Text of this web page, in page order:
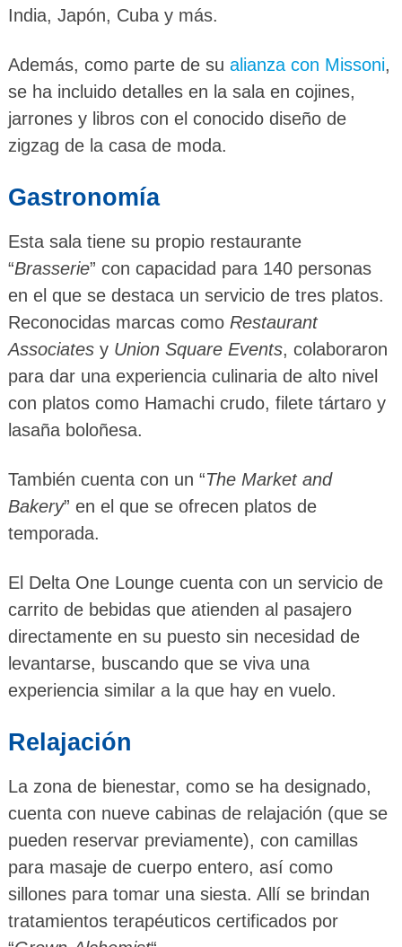
India, Japón, Cuba y más.
Además, como parte de su alianza con Missoni,
se ha incluido detalles en la sala en cojines,
jarrones y libros con el conocido diseño de
zigzag de la casa de moda.
Gastronomía
Esta sala tiene su propio restaurante
“Brasserie” con capacidad para 140 personas
en el que se destaca un servicio de tres platos.
Reconocidas marcas como Restaurant
Associatesy Union Square Events, colaboraron
para dar una experiencia culinaria de alto nivel
con platos como Hamachi crudo, filete tártaro y
lasaña boloñesa.
También cuenta con un “The Market and
Bakery” en el que se ofrecen platos de
temporada.
El Delta One Lounge cuenta con un servicio de
carrito de bebidas que atienden al pasajero
directamente en su puesto sin necesidad de
levantarse, buscando que se viva una
experiencia similar a la que hay en vuelo.
Relajación
La zona de bienestar, como se ha designado,
cuenta con nueve cabinas de relajación (que se
pueden reservar previamente), con camillas
para masaje de cuerpo entero, así como
sillones para tomar una siesta. Allí se brindan
tratamientos terapéuticos certificados por